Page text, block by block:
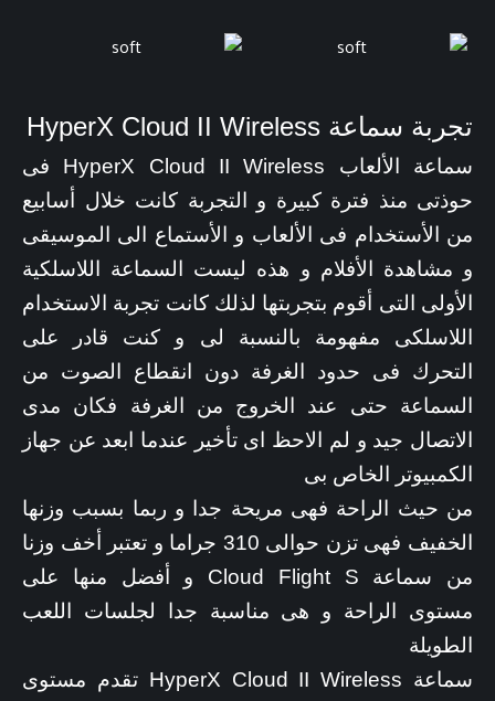
تجربة سماعة HyperX Cloud II Wireless
سماعة الألعاب HyperX Cloud II Wireless فى
حوذتى منذ فترة كبيرة و التجربة كانت خلال أسابيع
من الأستخدام فى الألعاب و الأستماع الى الموسيقى
و مشاهدة الأفلام و هذه ليست السماعة اللاسلكية
الأولى التى أقوم بتجربتها لذلك كانت تجربة الاستخدام
اللاسلكى مفهومة بالنسبة لى و كنت قادر على
التحرك فى حدود الغرفة دون انقطاع الصوت من
السماعة حتى عند الخروج من الغرفة فكان مدى
الاتصال جيد و لم الاحظ اى تأخير عندما ابعد عن جهاز
الكمبيوتر الخاص بى
من حيث الراحة فهى مريحة جدا و ربما بسبب وزنها
الخفيف فهى تزن حوالى 310 جراما و تعتبر أخف وزنا
من سماعة Cloud Flight S و أفضل منها على
مستوى الراحة و هى مناسبة جدا لجلسات اللعب
الطويلة
سماعة HyperX Cloud II Wireless تقدم مستوى